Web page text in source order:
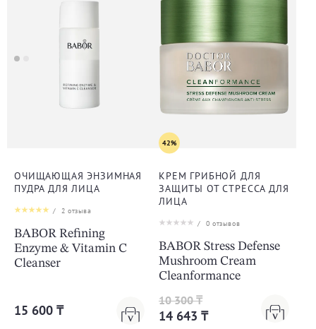
ОЧИЩАЮЩАЯ ЭНЗИМНАЯ
ПУДРА ДЛЯ ЛИЦА
/ 2 отзыва
BABOR Refining
Enzyme & Vitamin C
Cleanser
15 600 ₸
42%
КРЕМ ГРИБНОЙ ДЛЯ
ЗАЩИТЫ ОТ СТРЕССА ДЛЯ
ЛИЦА
/ 0 отзывов
BABOR Stress Defense
Mushroom Cream
Cleanformance
10 300 ₸
14 643 ₸